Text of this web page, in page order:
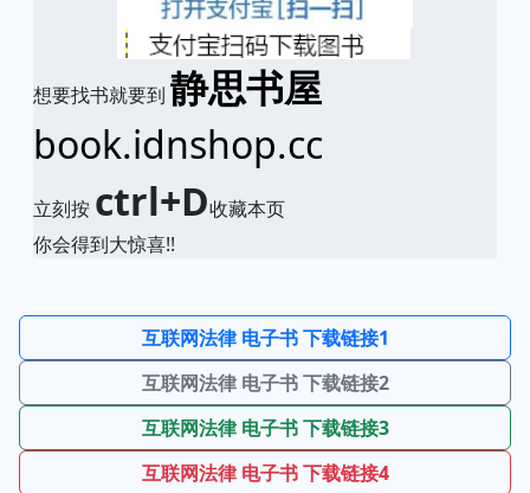
想要找书就要到 静思书屋
book.idnshop.cc
立刻按 ctrl+D收藏本页
你会得到大惊喜!!
互联网法律 电子书 下载链接1
互联网法律 电子书 下载链接2
互联网法律 电子书 下载链接3
互联网法律 电子书 下载链接4